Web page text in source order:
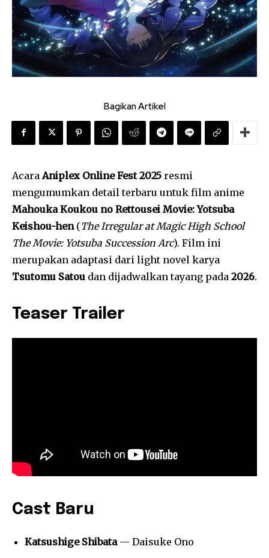
Bagikan Artikel
Acara Aniplex Online Fest 2025 resmi
mengumumkan detail terbaru untuk film anime
Mahouka Koukou no Rettousei Movie: Yotsuba
Keishou-hen(The Irregular at Magic High School
The Movie: Yotsuba Succession Arc). Film ini
merupakan adaptasi dari light novel karya
Tsutomu Satou dan dijadwalkan tayang pada 2026.
Teaser Trailer
Cast Baru
Katsushige Shibata— Daisuke Ono